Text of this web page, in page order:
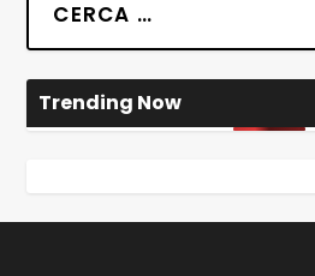
Trending Now